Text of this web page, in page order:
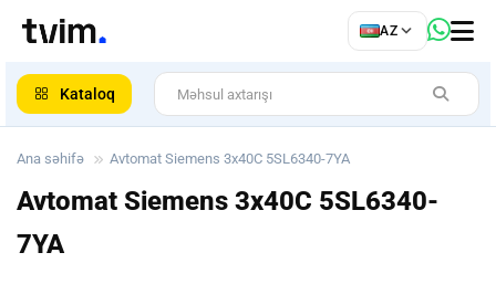
AZ
Kataloq
Ana səhifə Avtomat Siemens 3x40C 5SL6340-7YA
Avtomat Siemens 3x40C 5SL6340-
7YA